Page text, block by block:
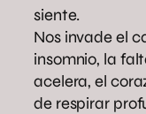
siente.
Nos invade el
insomnio, la
acelera, el
de respirar